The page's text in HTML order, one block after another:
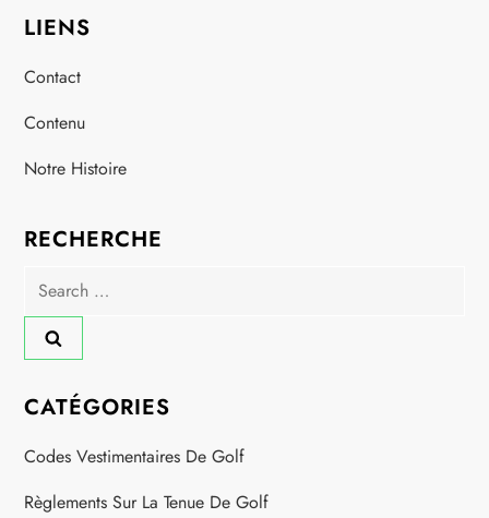
s
t
s
a
g
i
n
a
t
LIENS
Contact
Contenu
Notre Histoire
RECHERCHE
Search
for:
CATÉGORIES
Codes Vestimentaires De Golf
Règlements Sur La Tenue De Golf